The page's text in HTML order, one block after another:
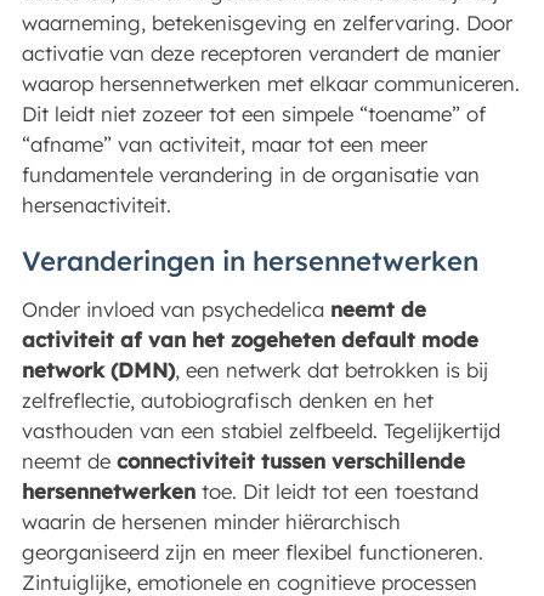
waarneming, betekenisgeving en zelfervaring. Door
activatie van deze receptoren verandert de manier
waarop hersennetwerken met elkaar communiceren.
Dit leidt niet zozeer tot een simpele “toename” of
“afname” van activiteit, maar tot een meer
fundamentele verandering in de organisatie van
hersenactiviteit.
Veranderingen in hersennetwerken
Onder invloed van psychedelica neemt de
activiteit af van het zogeheten default mode
network (DMN), een netwerk dat betrokken is bij
zelfreflectie, autobiografisch denken en het
vasthouden van een stabiel zelfbeeld. Tegelijkertijd
neemt de connectiviteit tussen verschillende
hersennetwerkentoe. Dit leidt tot een toestand
waarin de hersenen minder hiërarchisch
georganiseerd zijn en meer flexibel functioneren.
Zintuiglijke, emotionele en cognitieve processen